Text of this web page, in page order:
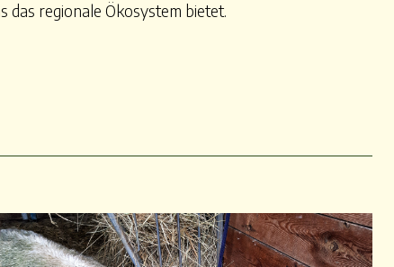
regionale Ökosystem bietet.